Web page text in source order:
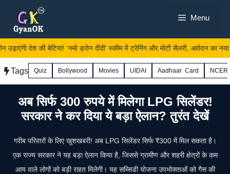
content
Menu
देश की बेटियां! ‘नमो ड्रोन दीदी’ स्कीम में ट्रेनिंग और मोटी सैलरी, आवेदन का नया
Tags Quiz Bollywood Movies UIDAI Aadhaar Card
अब सिर्फ 300 रुपये में मिलेगा LPG सिलेंडर!
सरकार ने कर दिया ये बड़ा ऐलान? तुरंत देखें
गरीब परिवारों के लिए खुशखबरी! अब LPG सिलेंडर सिर्फ ₹300 में मिल सकता है।
एक राज्य सरकार ने यह बड़ा ऐलान किया है, जिससे ग्रामीण और शहरी क्षेत्रों के कम
आय वाले लोगों को बड़ी राहत मिलेगी। यह सब्सिडी योजना उपभोक्ताओं को गैस की